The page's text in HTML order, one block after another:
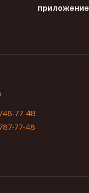
приложение
77-48
77-48